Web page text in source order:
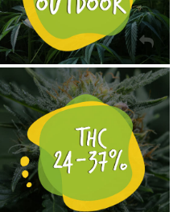
MOCNE ODMIANY MARIHUANY THC OD 24 - 37%
KUP TERAZ